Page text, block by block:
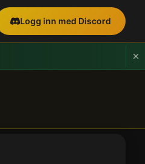
Logg inn med Discord